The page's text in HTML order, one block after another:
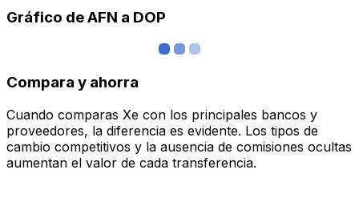
Gráfico de AFN a DOP
Compara y ahorra
Cuando comparas Xe con los principales bancos y
proveedores, la diferencia es evidente. Los tipos de
cambio competitivos y la ausencia de comisiones ocultas
aumentan el valor de cada transferencia.